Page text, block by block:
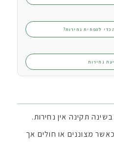
כדי להפחית נחירות?
נחירות
תקינה אין נחירות.
כאשר מצוננים או חולים אך